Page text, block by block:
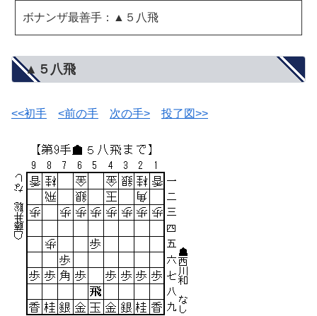
ボナンザ最善手：▲５八飛
▲５八飛
<<初手 <前の手 次の手> 投了図>>